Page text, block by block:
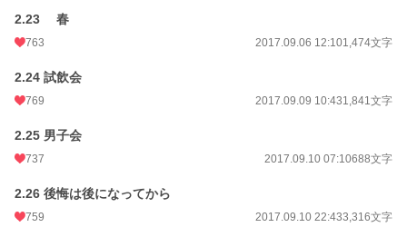
2.23 春
763 2017.09.06 12:101,474文字
2.24 試飲会
769 2017.09.09 10:431,841文字
2.25 男子会
737 2017.09.10 07:10688文字
2.26 後悔は後になってから
759 2017.09.10 22:433,316文字